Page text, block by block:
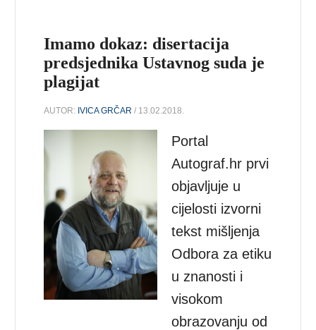
Imamo dokaz: disertacija
predsjednika Ustavnog suda je
plagijat
AUTOR: IVICA GRČAR / 13.02.2018.
Portal
Autograf.hr prvi
objavljuje u
cijelosti izvorni
tekst mišljenja
Odbora za etiku
u znanosti i
visokom
obrazovanju od